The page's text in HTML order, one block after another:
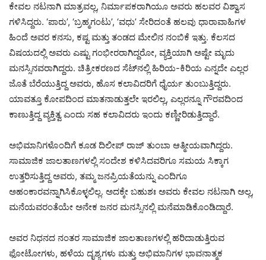
ಕೇವಲ ನಟನಾಗಿ ಮಾತ್ರವಲ್ಲ, ನಿರ್ಮಾಪಕರಾಗಿಯೂ ಅವರು ಹಲವರ ವಿಶ್ವಾಸ
ಗಳಿಸಿದ್ದರು. ‘ಪಾರು’, ‘ಬ್ರಹ್ಮಗಂಟು’, ‘ವಧು’ ಸೇರಿದಂತೆ ಹಲವು ಧಾರಾವಾಹಿಗಳ
ಹಿಂದೆ ಅವರ ಕನಸು, ಕಷ್ಟ ಮತ್ತು ತಂಡದ ಮೇಲಿನ ನಂಬಿಕೆ ಇತ್ತು. ಕೆಲಸದ
ವಿಷಯದಲ್ಲಿ ಅವರು ಎಷ್ಟು ಗಂಭೀರರಾಗಿದ್ದರೋ, ವ್ಯಕ್ತಿಯಾಗಿ ಅಷ್ಟೇ ಮೃದು
ಮನಸ್ಸಿನವರಾಗಿದ್ದರು. ಚಿತ್ರೀಕರಣದ ಸೆಟ್‌ನಲ್ಲಿ ಹಿರಿಯ-ಕಿರಿಯ ಎನ್ನದೇ ಎಲ್ಲರ
ಜೊತೆ ಬೆರೆಯುತ್ತಿದ್ದ ಅವರು, ಹೊಸ ಕಲಾವಿದರಿಗೆ ಧೈರ್ಯ ತುಂಬುತ್ತಿದ್ದರು.
ಯಾವತ್ತೂ ಕೋಪದಿಂದ ಮಾತನಾಡುತ್ತಲೇ ಇರಲಿಲ್ಲ, ಎಲ್ಲರನ್ನೂ ಗೌರವದಿಂದ
ಕಾಣುತ್ತಿದ್ದ ವ್ಯಕ್ತಿತ್ವ ಎಂದು ಸಹ ಕಲಾವಿದರು ಇಂದು ಕಣ್ಣೀರಿಡುತ್ತಿದ್ದಾರೆ.
ಅಭಿಮಾನಿಗಳೊಂದಿಗೆ ಕೂಡ ದಿಲೀಪ್ ರಾಜ್‌ ತುಂಬಾ ಆತ್ಮೀಯವಾಗಿದ್ದರು.
ಸಾಮಾಜಿಕ ಜಾಲತಾಣಗಳಲ್ಲಿ ಸಂದೇಶ ಕಳಿಸಿದವರಿಗೂ ಸಮಯ ಸಿಕ್ಕಾಗ
ಉತ್ತರಿಸುತ್ತಿದ್ದ ಅವರು, ತಮ್ಮ ಜನಪ್ರಿಯತೆಯನ್ನು ಎಂದಿಗೂ
ಅಹಂಕಾರವನ್ನಾಗಿಸಿಕೊಳ್ಳಲಿಲ್ಲ. ಅದಕ್ಕೇ ಬಹುಶಃ ಅವರು ಕೇವಲ ನಟನಾಗಿ ಅಲ್ಲ,
ಮನೆಯವರಂತೆಯೇ ಅನೇಕ ಜನರ ಮನಸ್ಸಿನಲ್ಲಿ ಮನೆಮಾಡಿಕೊಂಡಿದ್ದಾರೆ.
ಅವರ ನಿಧನದ ನಂತರ ಸಾಮಾಜಿಕ ಜಾಲತಾಣಗಳಲ್ಲಿ ಹರಿದಾಡುತ್ತಿರುವ
ಫೋಟೋಗಳು, ಹಳೆಯ ದೃಶ್ಯಗಳು ಮತ್ತು ಅಭಿಮಾನಿಗಳ ಭಾವನಾತ್ಮಕ